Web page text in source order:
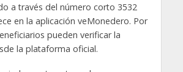
a través del número corto 3532
en la aplicación veMonedero. Por
pueden verificar la
la plataforma oficial.